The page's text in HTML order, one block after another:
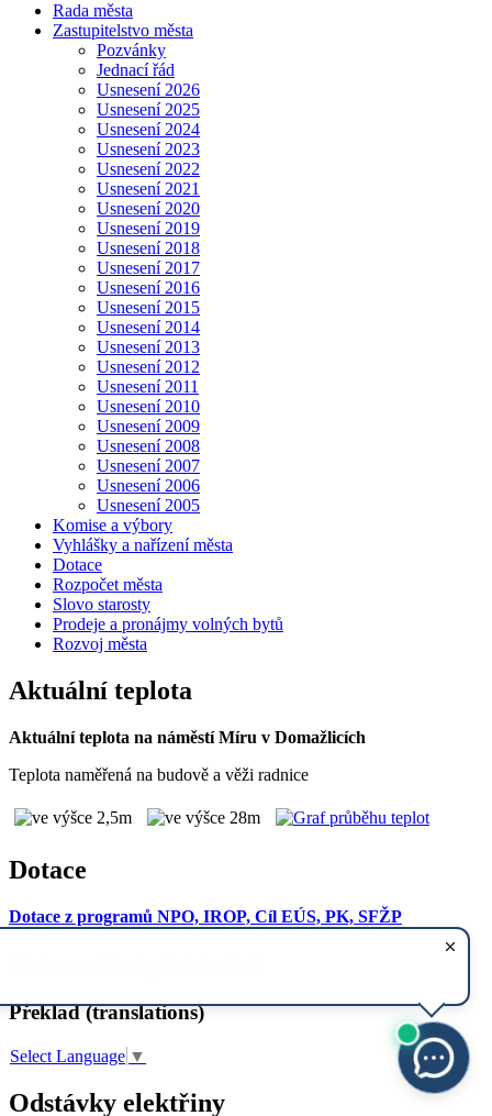
Rada města
Zastupitelstvo města
Pozvánky
Jednací řád
Usnesení 2026
Usnesení 2025
Usnesení 2024
Usnesení 2023
Usnesení 2022
Usnesení 2021
Usnesení 2020
Usnesení 2019
Usnesení 2018
Usnesení 2017
Usnesení 2016
Usnesení 2015
Usnesení 2014
Usnesení 2013
Usnesení 2012
Usnesení 2011
Usnesení 2010
Usnesení 2009
Usnesení 2008
Usnesení 2007
Usnesení 2006
Usnesení 2005
Komise a výbory
Vyhlášky a nařízení města
Dotace
Rozpočet města
Slovo starosty
Prodeje a pronájmy volných bytů
Rozvoj města
Aktuální teplota
Aktuální teplota na náměstí Míru v Domažlicích
Teplota naměřená na budově a věži radnice
Dotace
Dotace z programů NPO, IROP, Cíl EÚS, PK, SFŽP
Překlad (translations)
Select Language ▼
Odstávky elektřiny